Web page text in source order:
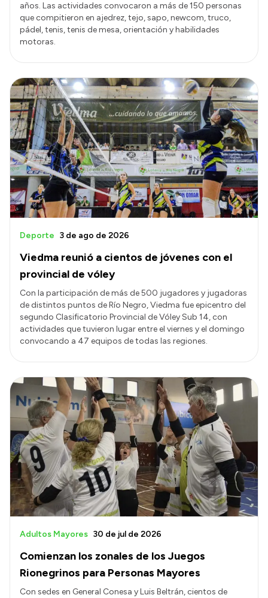
años. Las actividades convocaron a más de 150 personas
que compitieron en ajedrez, tejo, sapo, newcom, truco,
pádel, tenis, tenis de mesa, orientación y habilidades
motoras.
Viedma reunió a cientos de jóvenes con el
provincial de vóley
Deporte 3 de ago de 2026
Con la participación de más de 500 jugadores y jugadoras
de distintos puntos de Río Negro, Viedma fue epicentro del
segundo Clasificatorio Provincial de Vóley Sub 14, con
actividades que tuvieron lugar entre el viernes y el domingo
convocando a 47 equipos de todas las regiones.
Comienzan los zonales de los Juegos
Rionegrinos para Personas Mayores
Adultos Mayores 30 de jul de 2026
Con sedes en General Conesa y Luis Beltrán, cientos de